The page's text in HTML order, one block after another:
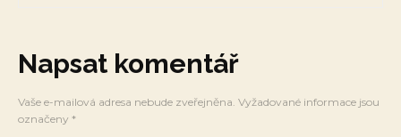
Napsat komentář
Vaše e-mailová adresa nebude zveřejněna. Vyžadované informace jsou
označeny *